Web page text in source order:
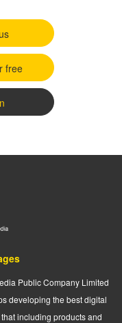
free
Public Company Limited
developing the best digital
including products and